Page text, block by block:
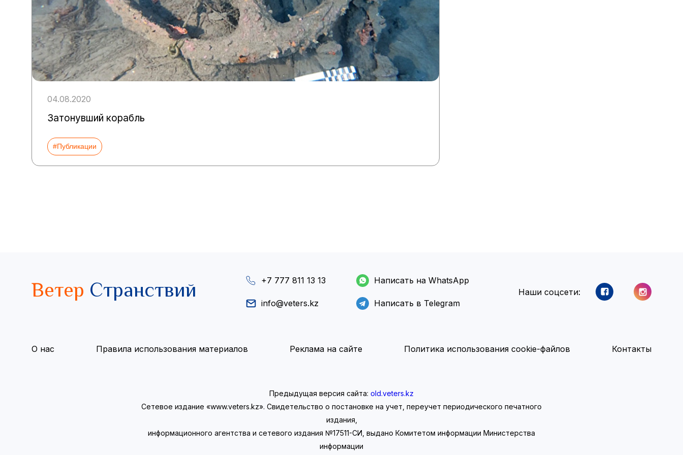
04.08.2020
Затонувший корабль
#Публикации
Ветер Странствий +7 777 811 13 13
info@veters.kz
Написать на WhatsApp
Написать в Telegram
Наши соцсети:
О нас Правила использования материалов Реклама на сайте Политика использования cookie-файлов Контакты
Предыдущая версия сайта: old.veters.kz
Сетевое издание «www.veters.kz». Свидетельство о постановке на учет, переучет периодического печатного
издания,
информационного агентства и сетевого издания №17511-СИ, выдано Комитетом информации Министерства
информации